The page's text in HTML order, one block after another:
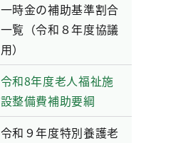
一時金の補助基準割合
一覧（令和８年度協議
用）
令和8年度老人福祉施
設整備費補助要綱
令和９年度特別養護老